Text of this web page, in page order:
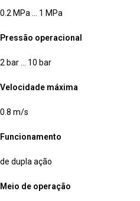
0.2 MPa … 1 MPa
Pressão operacional
2 bar … 10 bar
Velocidade máxima
0.8 m/s
Funcionamento
de dupla ação
Meio de operação